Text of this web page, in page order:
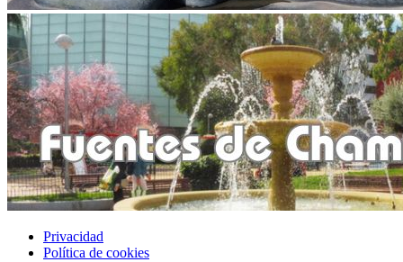
Privacidad
Política de cookies